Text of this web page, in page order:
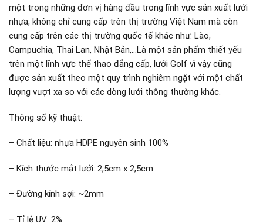
một trong những đơn vị hàng đầu trong lĩnh vực sản xuất lưới
nhựa, không chỉ cung cấp trên thị trường Việt Nam mà còn
cung cấp trên các thị trường quốc tế khác như: Lào,
Campuchia, Thai Lan, Nhật Bản,…Là một sản phẩm thiết yếu
trên một lĩnh vực thể thao đẳng cấp, lưới Golf vì vậy cũng
được sản xuất theo một quy trình nghiêm ngặt với một chất
lượng vượt xa so với các dòng lưới thông thường khác.
Thông số kỹ thuật:
– Chất liệu: nhựa HDPE nguyên sinh 100%
– Kích thước mắt lưới: 2,5cm x 2,5cm
– Đường kính sợi: ~2mm
– Tỉ lệ UV: 2%